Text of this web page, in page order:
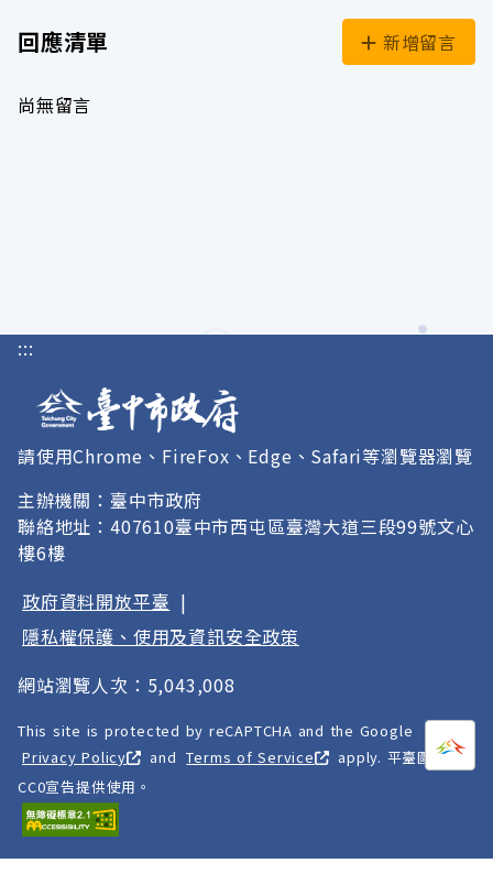
回應清單 新增留言
尚無留言
打開
:::
請使用Chrome、FireFox、Edge、Safari等瀏覽器瀏覽
主辦機關：臺中市政府
聯絡地址：407610臺中市西屯區臺灣大道三段99號文心
樓6樓
政府資料開放平臺 |
隱私權保護、使用及資訊安全政策
網站瀏覽人次：5,043,008
This site is protected by reCAPTCHA and the Google
Privacy Policy
and Terms of Service
apply. 平臺圖像以
CC0宣告提供使用。